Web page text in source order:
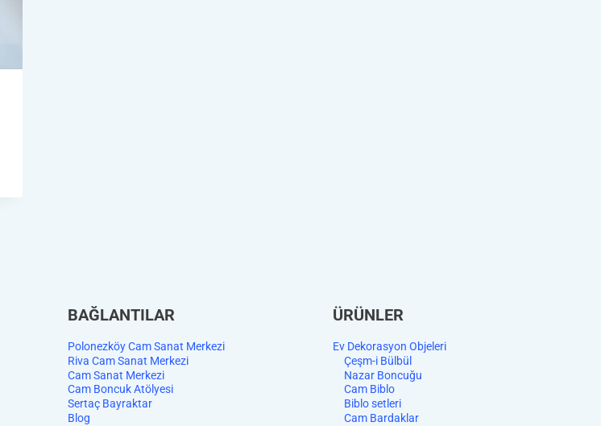
BAĞLANTILAR
Polonezköy Cam Sanat Merkezi
Riva Cam Sanat Merkezi
Cam Sanat Merkezi
Cam Boncuk Atölyesi
Sertaç Bayraktar
Blog
ÜRÜNLER
Ev Dekorasyon Objeleri
Çeşm-i Bülbül
Nazar Boncuğu
Cam Biblo
Biblo setleri
Cam Bardaklar